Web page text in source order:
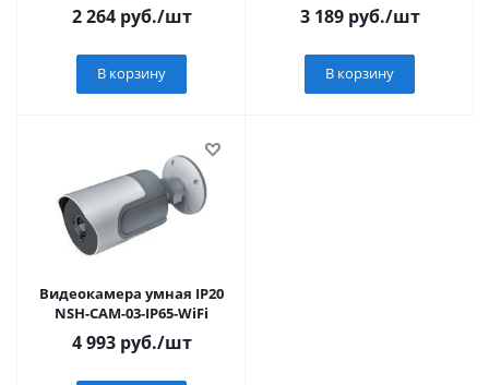
2 264руб./шт
В корзину
3 189руб./шт
В корзину
Видеокамера умная IP20
NSH-CAM-03-IP65-WiFi
4 993руб./шт